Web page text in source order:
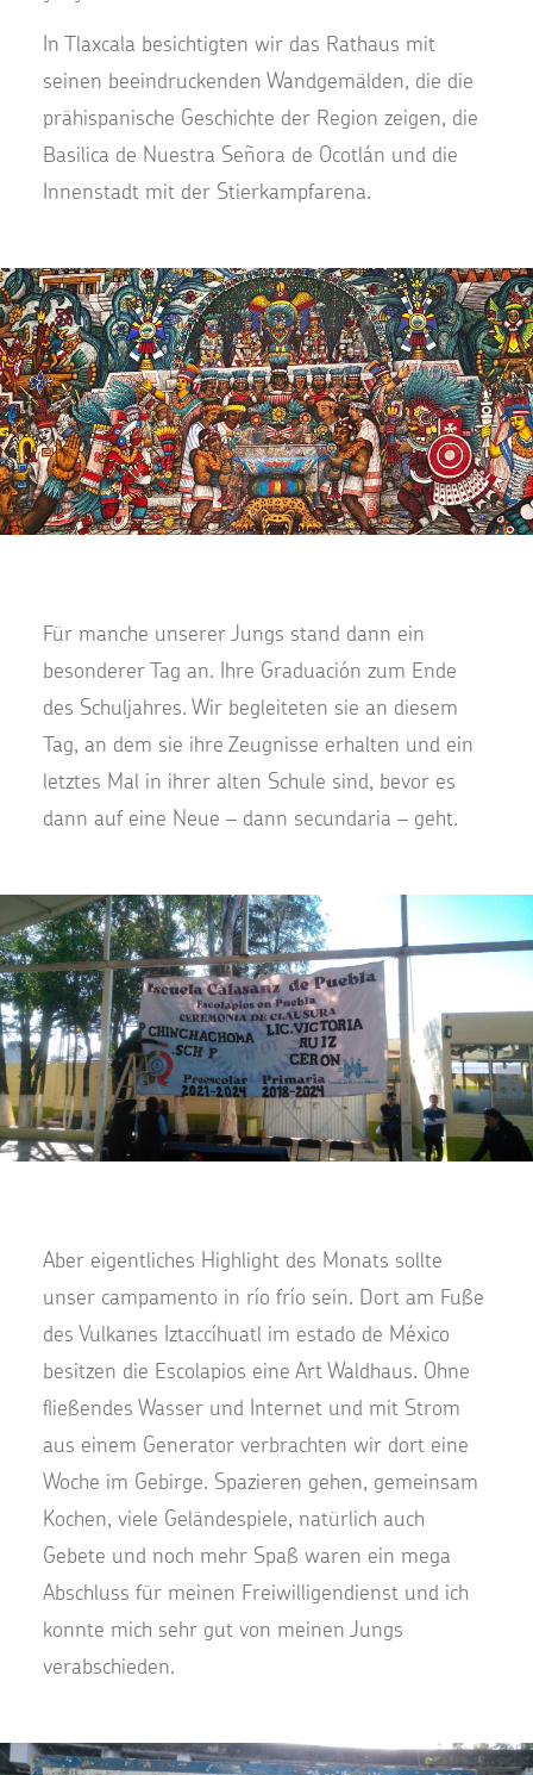
In Tlaxcala besichtigten wir das Rathaus mit
seinen beeindruckenden Wandgemälden, die die
prähispanische Geschichte der Region zeigen, die
Basilica de Nuestra Señora de Ocotlán und die
Innenstadt mit der Stierkampfarena.
Für manche unserer Jungs stand dann ein
besonderer Tag an. Ihre Graduación zum Ende
des Schuljahres. Wir begleiteten sie an diesem
Tag, an dem sie ihre Zeugnisse erhalten und ein
letztes Mal in ihrer alten Schule sind, bevor es
dann auf eine Neue – dann secundaria – geht.
Aber eigentliches Highlight des Monats sollte
unser campamento in río frío sein. Dort am Fuße
des Vulkanes Iztaccíhuatl im estado de México
besitzen die Escolapios eine Art Waldhaus. Ohne
fließendes Wasser und Internet und mit Strom
aus einem Generator verbrachten wir dort eine
Woche im Gebirge. Spazieren gehen, gemeinsam
Kochen, viele Geländespiele, natürlich auch
Gebete und noch mehr Spaß waren ein mega
Abschluss für meinen Freiwilligendienst und ich
konnte mich sehr gut von meinen Jungs
verabschieden.